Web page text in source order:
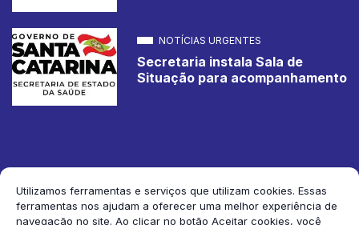
Utilizamos ferramentas e serviços que utilizam cookies. Essas
ferramentas nos ajudam a oferecer uma melhor experiência de
navegação no site. Ao clicar no botão Aceitar cookies, você
NOTÍCIAS URGENTES
Secretaria instala Sala de
Situação para acompanhamento
2026 Jornal de Corupá. Todos os direitos reservados.